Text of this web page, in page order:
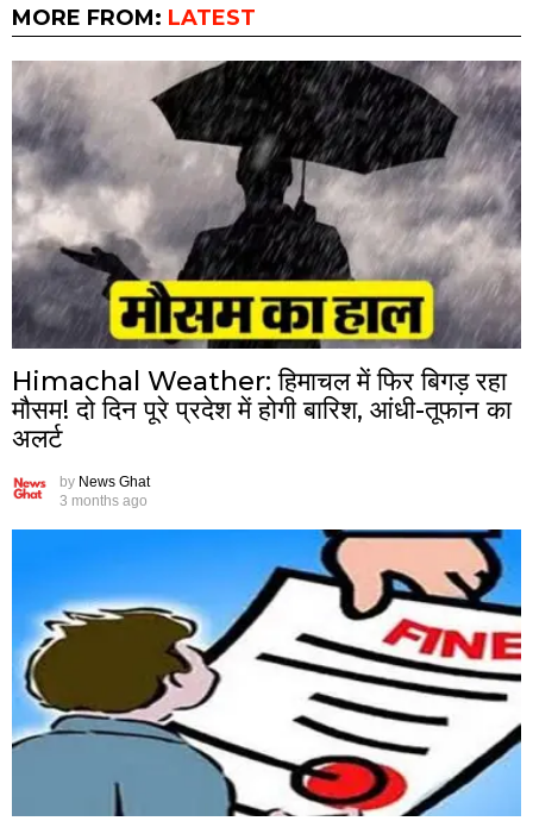
MORE FROM: LATEST
Himachal Weather: हिमाचल में फिर बिगड़ रहा
मौसम! दो दिन पूरे प्रदेश में होगी बारिश, आंधी-तूफान का
अलर्ट
by News Ghat
3 months ago